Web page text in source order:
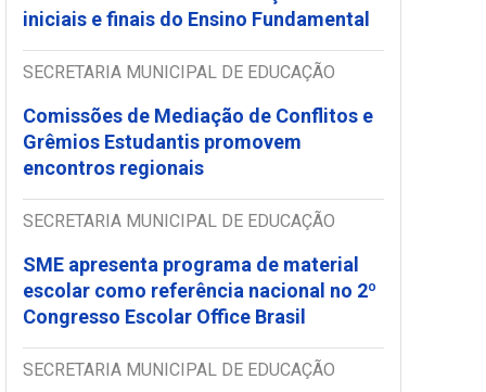
iniciais e finais do Ensino Fundamental
SECRETARIA MUNICIPAL DE EDUCAÇÃO
Comissões de Mediação de Conflitos e
Grêmios Estudantis promovem
encontros regionais
SECRETARIA MUNICIPAL DE EDUCAÇÃO
SME apresenta programa de material
escolar como referência nacional no 2º
Congresso Escolar Office Brasil
SECRETARIA MUNICIPAL DE EDUCAÇÃO